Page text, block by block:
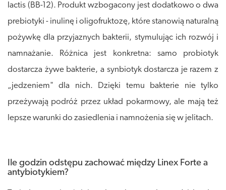
lactis (BB-12). Produkt wzbogacony jest dodatkowo o dwa
prebiotyki - inulinę i oligofruktozę, które stanowią naturalną
pożywkę dla przyjaznych bakterii, stymulując ich rozwój i
namnażanie. Różnica jest konkretna: samo probiotyk
dostarcza żywe bakterie, a synbiotyk dostarcza je razem z
„jedzeniem" dla nich. Dzięki temu bakterie nie tylko
przeżywają podróż przez układ pokarmowy, ale mają też
lepsze warunki do zasiedlenia i namnożenia się w jelitach.
Ile godzin odstępu zachować między Linex Forte a
antybiotykiem?